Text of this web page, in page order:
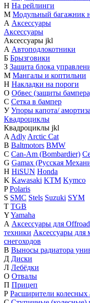
Н На рейлинги
М Модульный багажник
А Аксессуары
Аксессуары
Аксессуары jkl
А Автоподлокотники
Б Брызговики
З Защита блока
М Мангалы и коптильни
Н Накладки на пороги
О Обвес (защиты
С Сетка в бампер
У Упоры капота/
Квадроциклы
Квадроциклы jkl
A Adly Arctic Cat
B Baltmotors BMW
C Can-Am (Bombardier)
G Gamax (Русская
H HiSUN Honda
K Kawasaki KTM Kymco
P Polaris
S SMC Stels Suzuki SYM
T TGB
YYamaha
А Аксессуары для Offroad
техники Аксессуары для
снегоходов
В Выносы радиатора
Д Диски
Л Лебёдки
О Отвалы
П Прицеп
Р Расширители колесных